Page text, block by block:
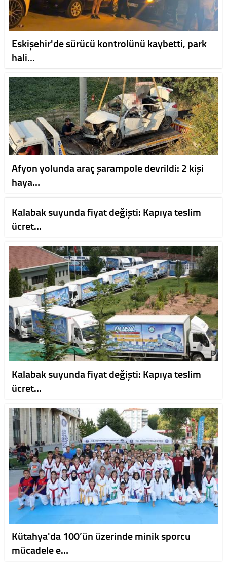
Eskişehir'de sürücü kontrolünü kaybetti, park
hali…
Afyon yolunda araç şarampole devrildi: 2 kişi
haya…
Kalabak suyunda fiyat değişti: Kapıya teslim
ücret…
Kalabak suyunda fiyat değişti: Kapıya teslim
ücret…
Kütahya'da 100’ün üzerinde minik sporcu
mücadele e…